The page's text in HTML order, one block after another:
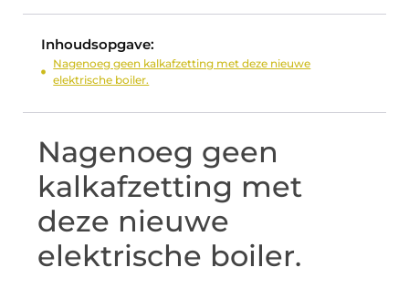
Inhoudsopgave:
Nagenoeg geen kalkafzetting met deze nieuwe
elektrische boiler.
Nagenoeg geen
kalkafzetting met
deze nieuwe
elektrische boiler.